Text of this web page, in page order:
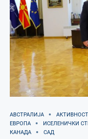
АВСТРАЛИЈА
ЕВРОПА
ИСЕЛЕНИЧКИ
КАНАДА
САД